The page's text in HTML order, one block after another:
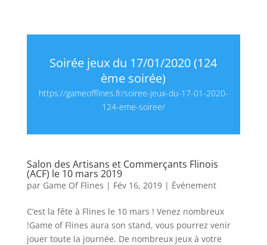
Soirée jeux du 17/01/2020 (124
ème soirée)
https://gameofflines.fr/soiree-jeux-du-17-01-2020-
124-eme-soiree/
Salon des Artisans et Commerçants Flinois
(ACF) le 10 mars 2019
par Game Of Flines | Fév 16, 2019| Événement
C’est la fête à Flines le 10 mars ! Venez nombreux
!Game of Flines aura son stand, vous pourrez venir
jouer toute la journée. De nombreux jeux à votre